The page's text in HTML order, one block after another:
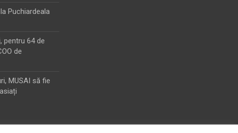
la Puchiardeala
pentru 64 de
de
MUSAI să fie